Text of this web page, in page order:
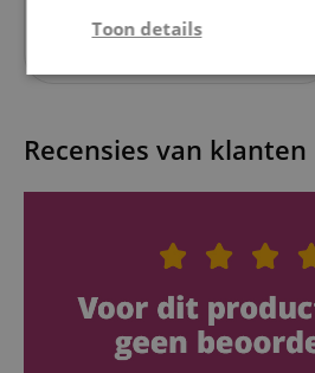
Recensies van klanten
Toon details
Strikt
Prestatie
Functionaliteit